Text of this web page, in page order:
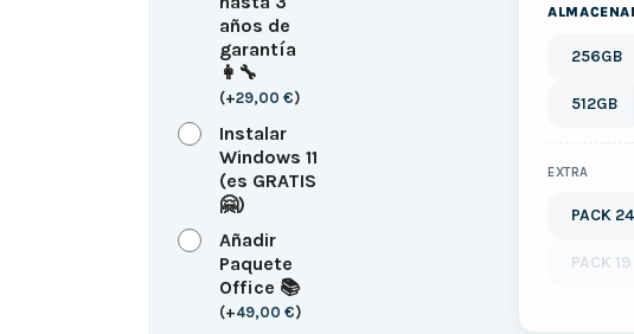
años de
garantía
👩‍🔧
(+29,00 €)
Instalar
Windows 11
(es GRATIS
🤗)
Añadir
Paquete
Office 📚
(+49,00 €)
256GB
512GB
EXTRA
PACK 24
PACK 19